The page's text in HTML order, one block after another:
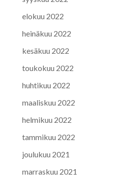
elokuu 2022
heinäkuu 2022
kesäkuu 2022
toukokuu 2022
huhtikuu 2022
maaliskuu 2022
helmikuu 2022
tammikuu 2022
joulukuu 2021
marraskuu 2021